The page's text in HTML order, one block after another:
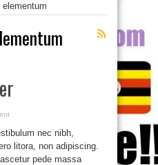
nec nibh,
litora, non adipiscing.
pede massa